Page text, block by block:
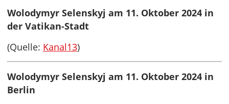
Wolodymyr Selenskyj am 11. Oktober 2024 in
der Vatikan-Stadt
(Quelle: Kanal13)
Wolodymyr Selenskyj am 11. Oktober 2024 in
Berlin